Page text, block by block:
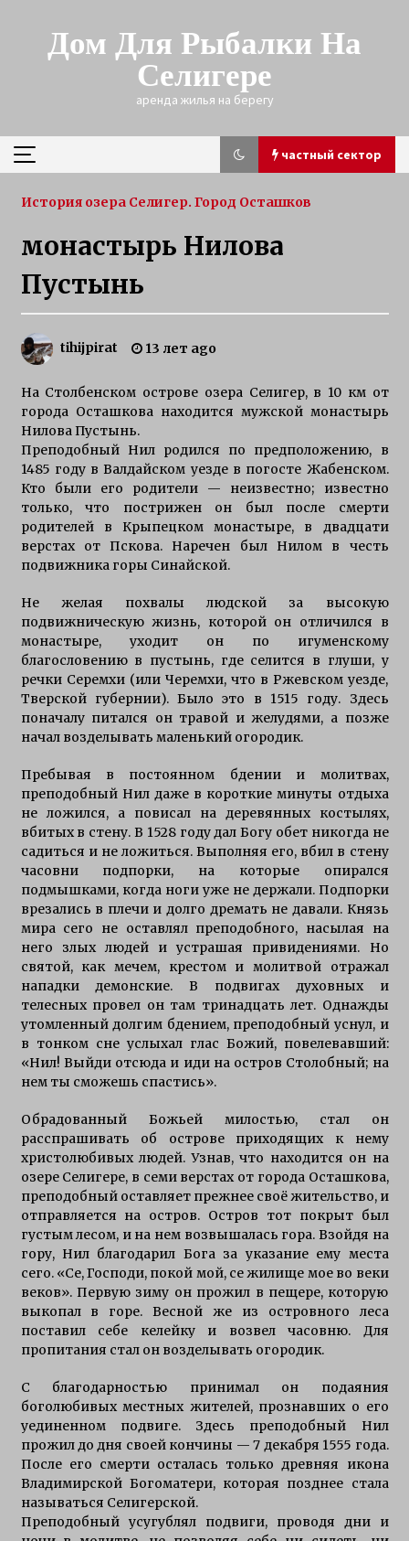
Дом Для Рыбалки На
Селигере
аренда жилья на берегу
частный сектор
частный сектор
зимняя рыбалка на щуку на Селигере
3 года ago
Трофейная щука зимой
3 года ago
4 года ago
Особенности рыбалки на Селигере
6 лет ago
6 лет ago
Прибрежная щука
6 лет ago
7 лет ago
Приманки для щуки зимой
7 лет ago
ловли щуки спинингом на селигере
11 лет ago
рыбалка осенью на щуку Селигере
12 лет ago
особенности ловли щуки тролингом на
15 лет ago
История озера Селигер. Город Осташков
монастырь Нилова
Пустынь
tihijpirat 13 лет ago
На Столбенском острове озера Селигер, в 10 км от
города Осташкова находится мужской монастырь
Нилова Пустынь.
Преподобный Нил родился по предположению, в
1485 году в Валдайском уезде в погосте Жабенском.
Кто были его родители — неизвестно; известно
только, что пострижен он был после смерти
родителей в Крыпецком монастыре, в двадцати
верстах от Пскова. Наречен был Нилом в честь
подвижника горы Синайской.
Не желая похвалы людской за высокую
подвижническую жизнь, которой он отличился в
монастыре, уходит он по игуменскому
благословению в пустынь, где селится в глуши, у
речки Серемхи (или Черемхи, что в Ржевском уезде,
Тверской губернии). Было это в 1515 году. Здесь
поначалу питался он травой и желудями, а позже
начал возделывать маленький огородик.
Пребывая в постоянном бдении и молитвах,
преподобный Нил даже в короткие минуты отдыха
не ложился, а повисал на деревянных костылях,
вбитых в стену. В 1528 году дал Богу обет никогда не
садиться и не ложиться. Выполняя его, вбил в стену
часовни подпорки, на которые опирался
подмышками, когда ноги уже не держали. Подпорки
врезались в плечи и долго дремать не давали. Князь
мира сего не оставлял преподобного, насылая на
него злых людей и устрашая привидениями. Но
святой, как мечем, крестом и молитвой отражал
нападки демонские. В подвигах духовных и
телесных провел он там тринадцать лет. Однажды
утомленный долгим бдением, преподобный уснул, и
в тонком сне услыхал глас Божий, повелевавший:
«Нил! Выйди отсюда и иди на остров Столобный; на
нем ты сможешь спастись».
Обрадованный Божьей милостью, стал он
расспрашивать об острове приходящих к нему
христолюбивых людей. Узнав, что находится он на
озере Селигере, в семи верстах от города Осташкова,
преподобный оставляет прежнее своё жительство, и
отправляется на остров. Остров тот покрыт был
густым лесом, и на нем возвышалась гора. Взойдя на
гору, Нил благодарил Бога за указание ему места
сего. «Се, Господи, покой мой, се жилище мое во веки
веков». Первую зиму он прожил в пещере, которую
выкопал в горе. Весной же из островного леса
поставил себе келейку и возвел часовню. Для
пропитания стал он возделывать огородик.
С благодарностью принимал он подаяния
боголюбивых местных жителей, прознавших о его
уединенном подвиге. Здесь преподобный Нил
прожил до дня своей кончины — 7 декабря 1555 года.
После его смерти осталась только древняя икона
Владимирской Богоматери, которая позднее стала
называться Селигерской.
Преподобный усугублял подвиги, проводя дни и